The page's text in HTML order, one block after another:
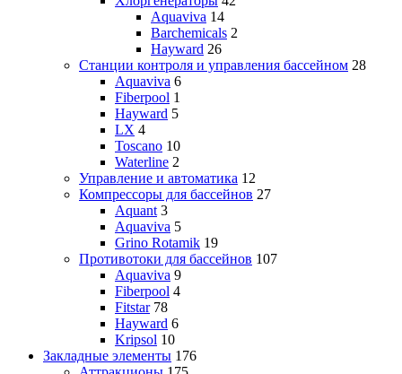
Aquaviva 14
Barchemicals 2
Hayward 26
Станции контроля и управления бассейном 28
Aquaviva 6
Fiberpool 1
Hayward 5
LX 4
Toscano 10
Waterline 2
Управление и автоматика 12
Компрессоры для бассейнов 27
Aquant 3
Aquaviva 5
Grino Rotamik 19
Противотоки для бассейнов 107
Aquaviva 9
Fiberpool 4
Fitstar 78
Hayward 6
Kripsol 10
Закладные элементы 176